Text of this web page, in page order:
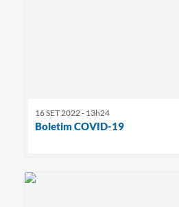
16 SET 2022 - 13h24
Boletim COVID-19